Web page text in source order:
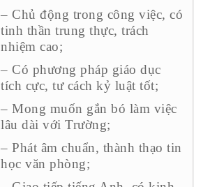
– Chủ động trong công việc, có
tinh thần trung thực, trách
nhiệm cao;
– Có phương pháp giáo dục
tích cực, tư cách kỷ luật tốt;
– Mong muốn gắn bó làm việc
lâu dài với Trường;
– Phát âm chuẩn, thành thạo tin
học văn phòng;